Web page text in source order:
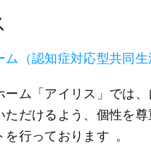
ム（認知症対応型共同生
ム「アイリス」では
ただけるよう、個性を
を行っております 。